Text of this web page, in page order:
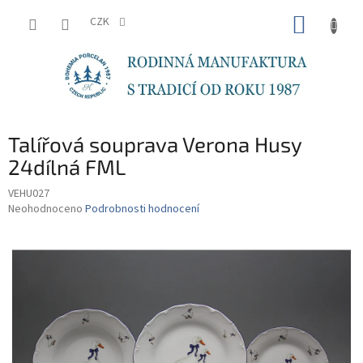
CZK
Talířová souprava Verona Husy
24dílná FML
VEHU027
Průměrné
je
hvězdiček.
Neohodnoceno Podrobnosti hodnocení